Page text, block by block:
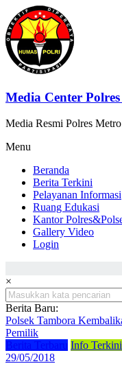
Lompat
ke
konten
Media Center
Media Resmi Polres
Menu
Beranda
Berita Terkini
Pelayanan Informasi
Ruang Edukasi
Kantor
Gallery Video
Login
×
Berita Baru:
Polsek Tambora
Pemilik
Berita Terbaru Info Terkini
29/05/2018